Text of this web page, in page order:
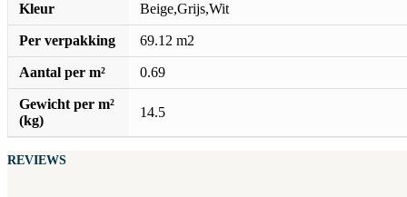
Kleur Beige,Grijs,Wit
Per verpakking 69.12 m2
Aantal per m² 0.69
Gewicht per m²
(kg)
14.5
REVIEWS